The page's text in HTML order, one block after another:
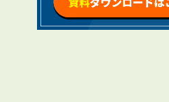
賃料査定について